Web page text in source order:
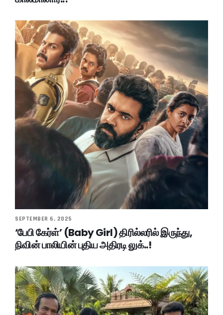
SEPTEMBER 6, 2025
‘பேபி கேர்ள்’ (Baby Girl) திரில்லரில் இருந்து,
நிவின் பாலியின் புதிய அதிரடி லுக்..!